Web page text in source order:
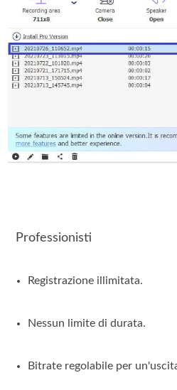
Professionisti
Registrazione illimitata.
Nessun limite di durata.
Bitrate regolabile per